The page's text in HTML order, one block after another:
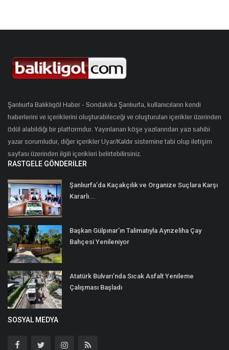
Şanlıurfa Balıklıgöl Haber - Sondakika Şanlıurfa, kullanıcıların kendi
haberlerini ve içeriklerini oluşturabileceği ve oluşturulan içerikler üzerinden
ödül alabildiği bir platformdur. Yayınlanan köşe yazılarından yazı sahibi
yazar sorumludur, diğer içerikler Uyar/Kaldır sistemine tabi olup iletişim
sayfası üzerinden ilgili içerikleri belirtebilirsiniz.
RASTGELE GÖNDERILER
Şanlıurfa’da Kaçakçılık ve Organize Suçlara Karşı
Kararlı...
Başkan Gülpınar’ın Talimatıyla Aynzeliha Çay
Bahçesi Yenileniyor
Atatürk Bulvarı’nda Sıcak Asfalt Yenileme
Çalışması Başladı
SOSYAL MEDYA